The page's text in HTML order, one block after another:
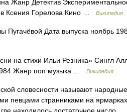
Жанр Детектив
Ксения Горелова Кино …
Википедия
Пугачёвой Дата выпуска ноябрь
на стихи Ильи Резника» Сингл
Жанр поп музыка …
Википедия
словесности называют
певцами странниками на